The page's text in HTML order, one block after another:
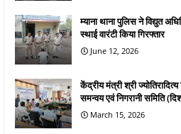
म्याना थाना पुलिस ने विद्युत
स्थाई वारंटी किया गिरफ्तार
June 12, 2026
केंद्रीय मंत्री श्री
समन्वय एवं निगरानी समिति
March 15, 2026